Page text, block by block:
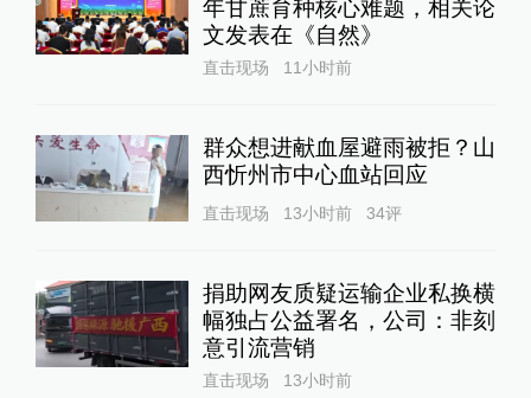
年甘蔗育种核心难题，相关论
文发表在《自然》
直击现场 11小时前
群众想进献血屋避雨被拒？山
西忻州市中心血站回应
直击现场 13小时前 34评
捐助网友质疑运输企业私换横
幅独占公益署名，公司：非刻
意引流营销
直击现场 13小时前